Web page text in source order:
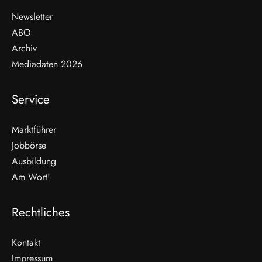
Newsletter
ABO
Archiv
Mediadaten 2026
Service
Marktführer
Jobbörse
Ausbildung
Am Wort!
Rechtliches
Kontakt
Impressum